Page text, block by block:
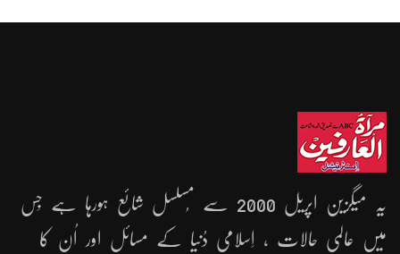
یہ میگزین اپریل 2000 سے مُسلسل شائع ہورہا ہے جِس
میں عالمی حالات ، اِسلامی دُنیا کے مسائل اور اُن کا